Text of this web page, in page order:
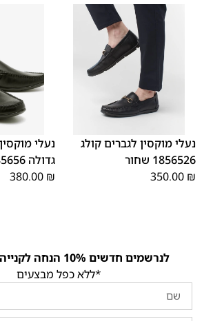
42
43
44
נעלי מוקסין לגברים קולג
1856526 שחור
350.00 ₪
נעלי
גדולה 185656 שחור
380.00 ₪
לנרשמים חדשים 10% הנחה לקנייה הראשונה!
*ללא כפל מבצעים